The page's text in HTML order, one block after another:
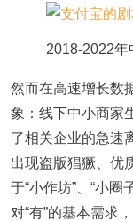
2018-2022年
然而在高速增长数
象：线下中小商家
了相关企业的急速
出现盗版猖獗、优
于“小作坊”、“小
对“有”的基本需求